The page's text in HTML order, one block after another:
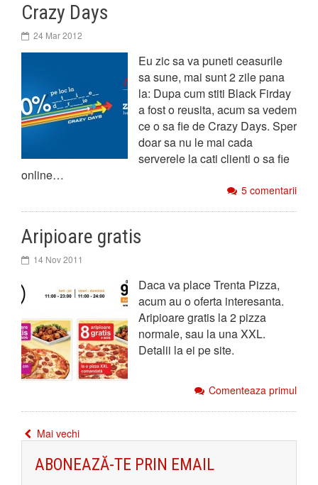
Crazy Days
24 Mar 2012
Eu zic sa va puneti ceasurile
sa sune, mai sunt 2 zile pana
la: Dupa cum stiti Black Firday
a fost o reusita, acum sa vedem
ce o sa fie de Crazy Days. Sper
doar sa nu le mai cada
serverele la cati clienti o sa fie
online…
5 comentarii
Aripioare gratis
14 Nov 2011
Daca va place Trenta Pizza,
acum au o oferta interesanta.
Aripioare gratis la 2 pizza
normale, sau la una XXL.
Detalii la ei pe site.
Comenteaza primul
Mai vechi
ABONEAZĂ-TE PRIN EMAIL